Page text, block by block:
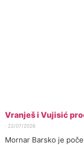
Vranješ i Vujisić
⋅ 22/07/2026
Mornar Barsko je